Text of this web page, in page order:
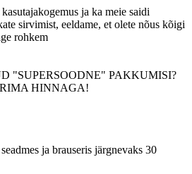
ja ka meie saidi
sirvimist, eeldame, et olete nõus kõigi
rohkem
"SUPERSOODNE" PAKKUMISI?
HINNAGA!
ja brauseris järgnevaks 30